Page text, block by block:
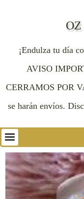
¡Endulza tu día
AVISO
CERRAMOS POR
se harán envíos.